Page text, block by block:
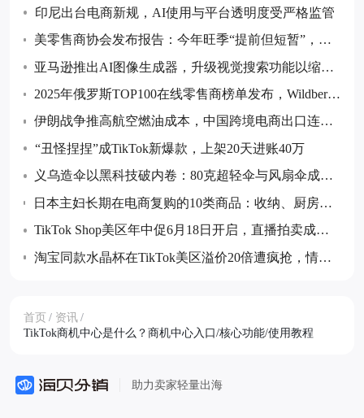
印尼出台电商新规，AI使用与平台透明度受严格监管
美零售商协会发布报告：今年旺季“提前但短暂”，预
计7月后货量回落
亚马逊推出AI图像生成器，升级视觉搜索功能以缩小
购物搜索范围
2025年俄罗斯TOP100在线零售商榜单发布，Wildberrie
s和Ozon继续领跑
伊朗战争推高航空燃油成本，中国跨境电商出口连续
五个月同比下降
“丑怪捏捏”成TikTok新爆款，上架20天进账40万
义乌造伞以黑科技破内卷：80克超轻伞与风扇伞成全
球采购热点
日本主妇长期在电商复购的10类商品：收纳、厨房消
耗品与防灾储备等成跨境卖家布局重点
TikTok Shop美区年中促6月18日开启，直播拍卖成最
大增量玩法
淘宝同款水晶杯在TikTok美区溢价20倍遭疯抢，情绪
首页 / 资讯 /
TikTok商机中心是什么？商机中心入口/核心功能/使用教程
助力卖家轻量出海